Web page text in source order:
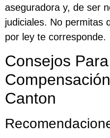
aseguradora y, de ser
judiciales. No permitas
por ley te corresponde.
Consejos
Canton